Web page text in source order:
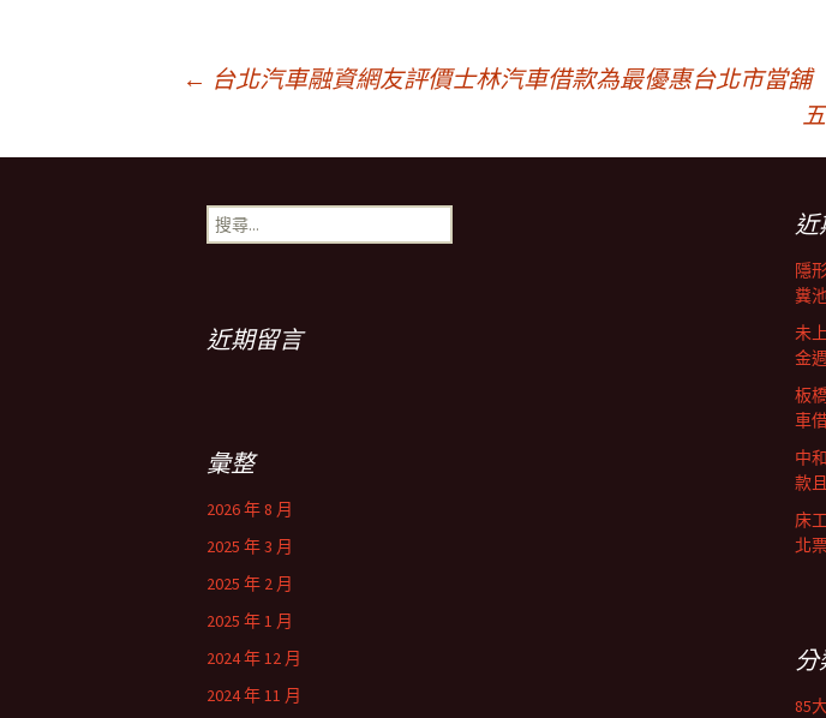
章
← 台北汽車融資網友評價士林汽車借款為最優惠台北市當舖
搜
尋
近
隱
糞
未
金
板
車
中
款
床
北
近期留言
彙整
2026 年 8 月
2025 年 3 月
2025 年 2 月
2025 年 1 月
2024 年 12 月
2024 年 11 月
分
85